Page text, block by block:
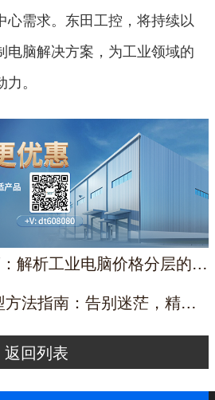
心需求。东田工控，将持续以
电脑解决方案，为工业领域的
。
从2K到2W：解析工业电脑价格分层的核心差异与精准选型指南
工控机选型方法指南：告别迷茫，精准匹配工业需求
返回列表